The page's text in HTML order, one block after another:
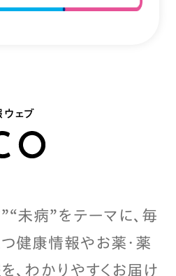
ェブ
未病”をテーマに、毎
健康情報やお薬・薬
、わかりやすくお届け